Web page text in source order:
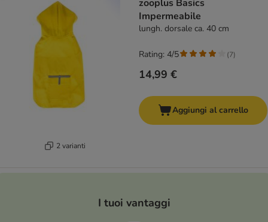
2 varianti
zooplus Basics
Impermeabile
lungh. dorsale ca. 40 cm
14,99 €
Rating: 4/5 (7)
Aggiungi al carrello
I tuoi vantaggi